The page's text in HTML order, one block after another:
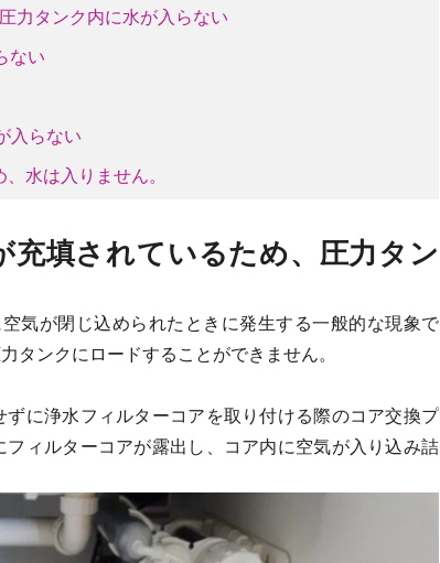
力タンク内に水が入らない
ない
入らない
水は入りません。
充填されているため、圧力タン
気が閉じ込められたときに発生する一般的な現象で
タンクにロードすることができません。
に浄水フィルターコアを取り付ける際のコア交換プ
ィルターコアが露出し、コア内に空気が入り込み詰